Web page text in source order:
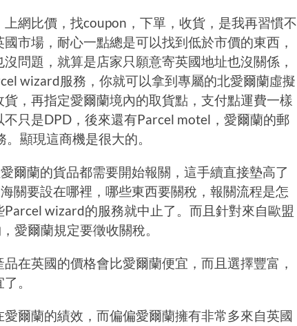
網比價，找coupon，下單，收貨，是我再習慣不
市場，耐心一點總是可以找到低於市價的東西，
問題，就算是店家只願意寄英國地址也沒關係，
wizard服務，你就可以拿到專屬的北愛爾蘭虛擬
，再指定愛爾蘭境內的取貨點，支付點運費一樣
只是DPD，後來還有Parcel motel，愛爾蘭的郵
顯現這商機是很大的。
爾蘭的貨品都需要開始報關，這手續直接墊高了
關要設在哪裡，哪些東西要關稅，報關流程是怎
wizard的服務就中止了。而且針對來自歐盟
愛爾蘭規定要徵收關稅。
在英國的價格會比愛爾蘭便宜，而且選擇豐富，
。
爾蘭的績效，而偏偏愛爾蘭擁有非常多來自英國